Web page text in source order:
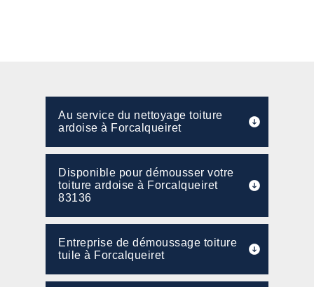
Au service du nettoyage toiture
ardoise à Forcalqueiret
Disponible pour démousser votre
toiture ardoise à Forcalqueiret
83136
Entreprise de démoussage toiture
tuile à Forcalqueiret